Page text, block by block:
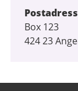
Postadress
Box 123
424 23